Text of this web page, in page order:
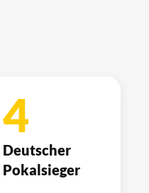
4
Deutscher
Pokalsieger